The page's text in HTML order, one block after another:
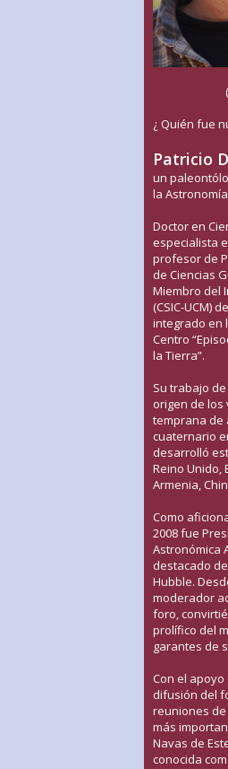
¿ Quién fue
Patricio
un
la
Doctor en
especialista
profesor de
de Ciencias
Miembro del
(CSIC-UCM)
integrado en
Centro
la Tierra”.
Su trabajo
origen de
temprana de
cuaternario
desarrolló
Reino Unido,
Armenia,
Como
2008 fue
Astronómica
destacado
Hubble.
moderador
foro,
prolífico del
garantes de
Con el apoyo
difusión del
reuniones
más
Navas de
conocida